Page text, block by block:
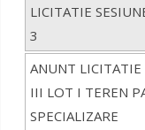
LICITATIE
3
ANUNT LICITATIE
III LOT I TEREN
SPECIALIZARE